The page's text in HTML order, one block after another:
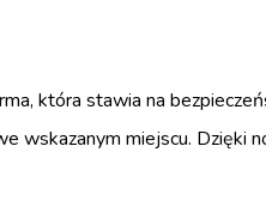
która stawia na
wskazanym miejscu. Dzięki